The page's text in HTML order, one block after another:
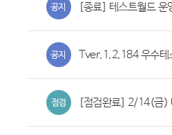
[종료] 테스트월드
Tver.1.2.184 우수테
[점검완료] 2/14(금)